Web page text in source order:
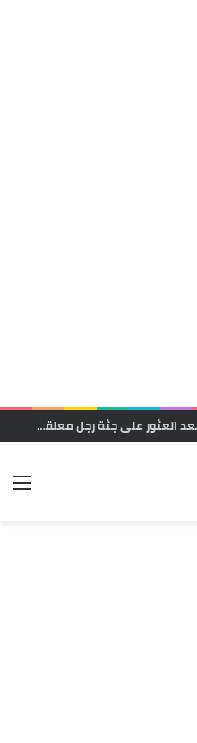
عاجل..الرشيدية: استنفار أمني بعد العثور على جثة رجل معلقة بحبل داخل غابة تاركة القديمة